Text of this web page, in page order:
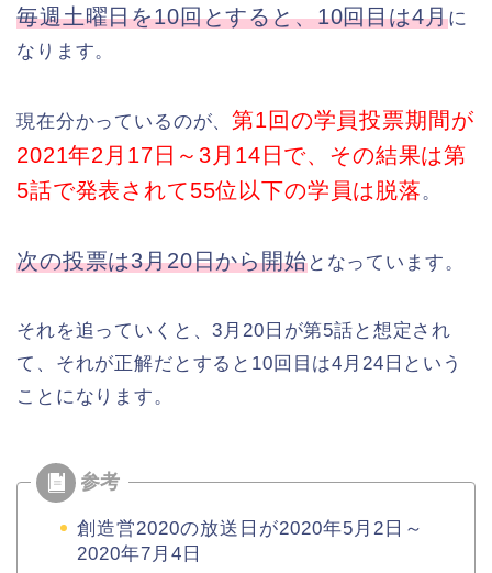
毎週土曜日を10回とすると、10回目は4月に
なります。
現在分かっているのが、第1回の学員投票期間が
2021年2月17日～3月14日で、その結果は第
5話で発表されて55位以下の学員は脱落。
次の投票は3月20日から開始となっています。
それを追っていくと、3月20日が第5話と想定され
て、それが正解だとすると10回目は4月24日という
ことになります。
創造営2020の放送日が2020年5月2日～
2020年7月4日